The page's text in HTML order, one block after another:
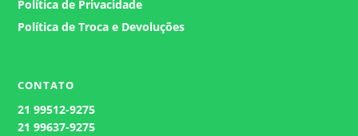
Política de Privacidade
Política de Troca e Devoluções
CONTATO
21 99512-9275
21 99637-9275